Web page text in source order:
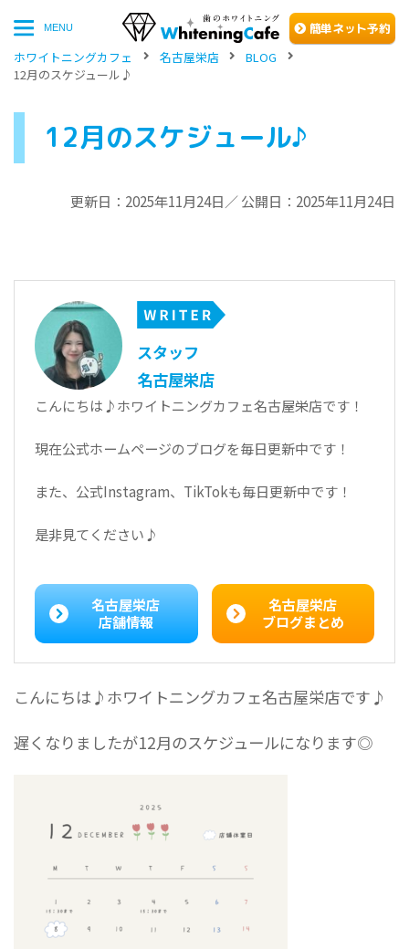
MENU 簡単ネッ ト予約
ホワイトニングカフェ 名古屋栄店
BLOG
12月のスケジュール♪
12月のスケジュール♪
更新日：2025年11月24日／ 公開日：2025年11月24日
スタッフ
名古屋栄店
こんにちは♪ホワイトニングカフェ名古屋栄店です！
現在公式ホームページのブログを毎日更新中です！
また、公式Instagram、TikTokも毎日更新中です！
是非見てください♪
名古屋栄店
店舗情報
名古屋栄店
ブログまとめ
こんにちは♪ホワイトニングカフェ名古屋栄店です♪
遅くなりましたが12月のスケジュールになります◎